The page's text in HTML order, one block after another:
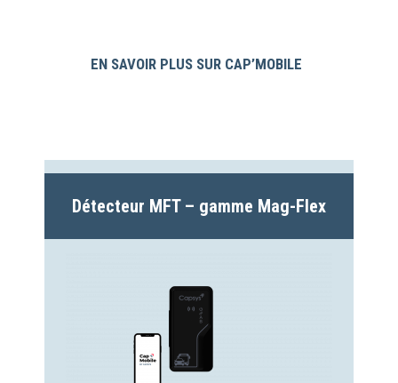
EN SAVOIR PLUS SUR CAP’MOBILE
Détecteur MFT – gamme Mag-Flex